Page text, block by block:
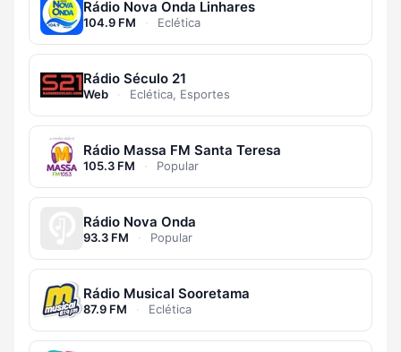
Rádio Nova Onda Linhares
104.9 FM · Eclética
Rádio Século 21
Web · Eclética, Esportes
Rádio Massa FM Santa Teresa
105.3 FM · Popular
Rádio Nova Onda
93.3 FM · Popular
Rádio Musical Sooretama
87.9 FM · Eclética